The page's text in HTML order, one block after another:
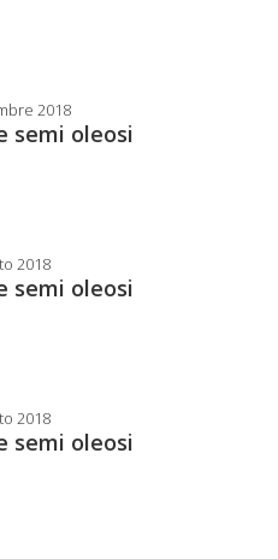
2018
semi oleosi
2018
semi oleosi
2018
semi oleosi